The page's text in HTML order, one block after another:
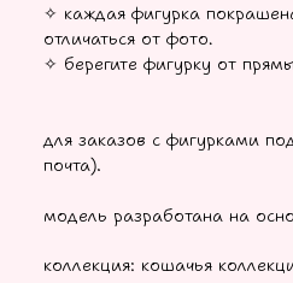
✧ каждая фигурка
отличаться от фото.
✧ берегите фигурку от
для заказов с фигурками
почта).
модель разработана на
коллекция: кошачья